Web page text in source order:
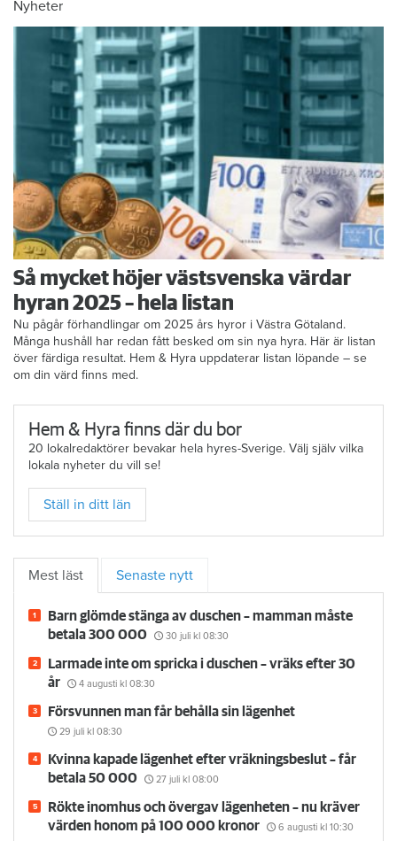
Nyheter
Så mycket höjer västsvenska värdar
hyran 2025 – hela listan
Nu pågår förhandlingar om 2025 års hyror i Västra Götaland.
Många hushåll har redan fått besked om sin nya hyra. Här är listan
över färdiga resultat. Hem & Hyra uppdaterar listan löpande – se
om din värd finns med.
Hem & Hyra finns där du bor
20 lokalredaktörer bevakar hela hyres-Sverige. Välj själv vilka
lokala nyheter du vill se!
Ställ in ditt län
Mest läst Senaste nytt
Barn glömde stänga av duschen – mamman måste
betala 300 000
30 juli kl 08:30
Larmade inte om spricka i duschen – vräks efter 30
år
4 augusti kl 08:30
Försvunnen man får behålla sin lägenhet
29 juli kl 08:30
Kvinna kapade lägenhet efter vräkningsbeslut – får
betala 50 000
27 juli kl 08:00
Rökte inomhus och övergav lägenheten – nu kräver
värden honom på 100 000 kronor
6 augusti kl 10:30